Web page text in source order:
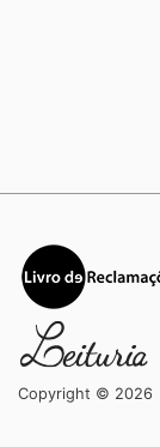
Copyright © 2026